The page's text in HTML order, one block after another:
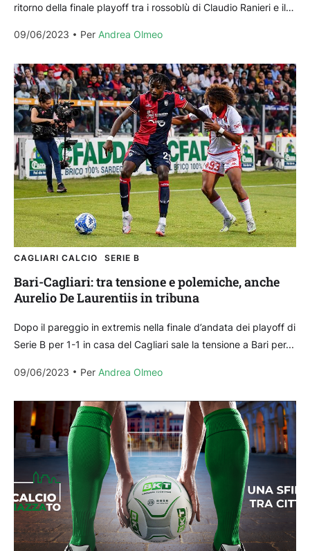
ritorno della finale playoff tra i rossoblù di Claudio Ranieri e il
09/06/2023
Per Andrea Olmeo
CAGLIARI CALCIO SERIE B
Bari-Cagliari: tra tensione e polemiche, anche
Aurelio De Laurentiis in tribuna
Dopo il pareggio in extremis nella finale d’andata dei playoff di
Serie B per 1-1 in casa del Cagliari sale la tensione a Bari per...
09/06/2023 Per Andrea Olmeo